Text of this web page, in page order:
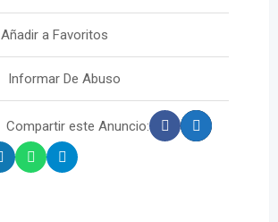
Añadir a Favoritos
Informar De Abuso
Compartir este Anuncio: